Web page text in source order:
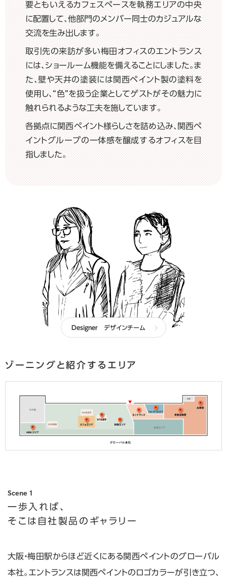
要ともいえるカフェスペースを執務エリアの中央
に配置して、他部門のメンバー同士のカジュアルな
交流を生み出します。
取引先の来訪が多い梅田オフィスのエントランス
には、ショールーム機能を備えることにしました。ま
た、壁や天井の塗装には関西ペイント製の塗料を
使用し、“色”を扱う企業としてゲストがその魅力に
触れられるような工夫を施しています。
各拠点に関西ペイント様らしさを詰め込み、関西ペ
イントグループの一体感を醸成するオフィスを目
指しました。
Designer デザインチーム
ゾーニングと紹介するエリア
Scene 1
一歩入れば、
そこは自社製品のギャラリー
大阪・梅田駅からほど近くにある関西ペイントのグローバル
本社。エントランスは関西ペイントのロゴカラーが引き立つ、